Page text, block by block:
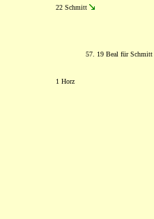
22 Schmitt
57. 19 Beal für Schmitt
1 Horz